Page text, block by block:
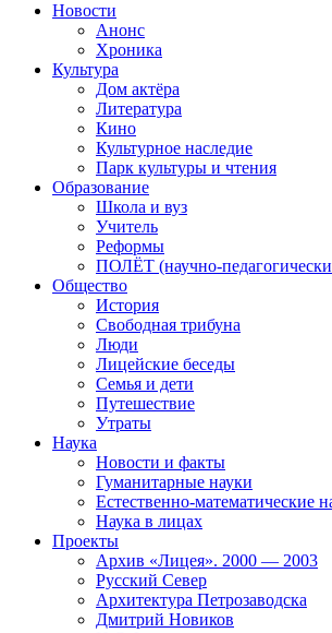
Новости
Анонс
Хроника
Культура
Дом актёра
Литература
Кино
Культурное наследие
Парк культуры и чтения
Образование
Школа и вуз
Учитель
Реформы
ПОЛЁТ (научно-
Общество
История
Свободная трибуна
Люди
Лицейские беседы
Семья и дети
Путешествие
Утраты
Наука
Новости и факты
Гуманитарные науки
Естественно-математические
Наука в лицах
Проекты
Архив «Лицея». 2000 — 2003
Русский Север
Архитектура Петрозаводска
Дмитрий Новиков